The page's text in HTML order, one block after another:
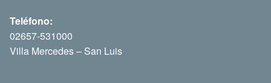
Teléfono:
02657-531000
Villa Mercedes – San Luis